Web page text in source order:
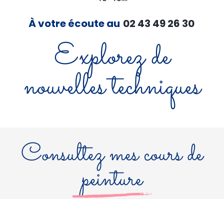
Explorez de
nouvelles techniques
À votre écoute au 02 43 49 26 30
Consultez mes cours de
peinture